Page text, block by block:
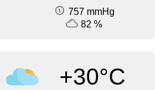
757 mmHg
82 %
+30°C